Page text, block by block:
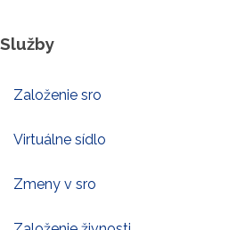
Služby
Založenie sro
Virtuálne sídlo
Zmeny v sro